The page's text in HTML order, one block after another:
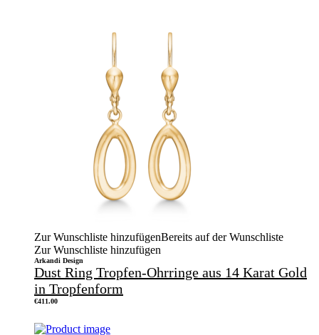
Zur Wunschliste hinzufügenBereits auf der Wunschliste
Zur Wunschliste hinzufügen
Arkandi Design
Dust Ring Tropfen-Ohrringe aus 14 Karat Gold
in Tropfenform
€411.00